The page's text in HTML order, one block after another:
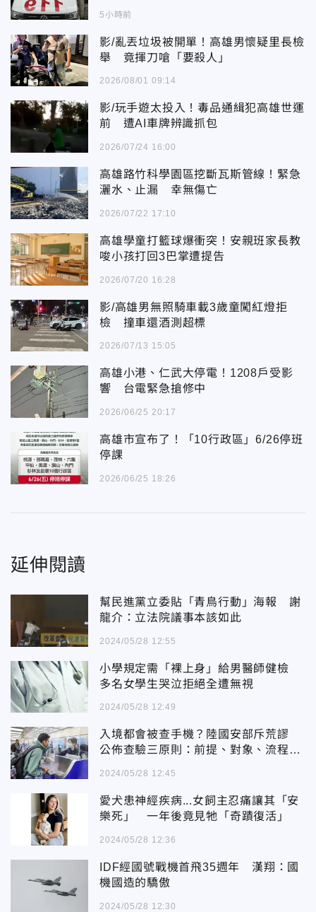
5小時前
影/亂丟垃圾被開單！高雄男懷疑里長檢
舉 竟揮刀嗆「要殺人」
2026/08/01 09:14
影/玩手遊太投入！毒品通緝犯高雄世運
前 遭AI車牌辨識抓包
2026/07/24 16:00
高雄路竹科學園區挖斷瓦斯管線！緊急
灑水、止漏 幸無傷亡
2026/07/22 17:10
高雄學童打籃球爆衝突！安親班家長教
唆小孩打回3巴掌遭提告
2026/07/20 16:28
影/高雄男無照騎車載3歲童闖紅燈拒
檢 撞車還酒測超標
2026/07/13 15:05
高雄小港、仁武大停電！1208戶受影
響 台電緊急搶修中
2026/06/25 20:17
高雄市宣布了！「10行政區」6/26停班
停課
2026/06/25 18:26
延伸閱讀
幫民進黨立委貼「青鳥行動」海報 謝
龍介：立法院議事本該如此
2024/05/28 12:55
小學規定需「裸上身」給男醫師健檢
多名女學生哭泣拒絕全遭無視
2024/05/28 12:49
入境都會被查手機？陸國安部斥荒謬
公佈查驗三原則：前提、對象、流程需
2024/05/28 12:45
愛犬患神經疾病...女飼主忍痛讓其「安
樂死」 一年後竟見牠「奇蹟復活」
2024/05/28 12:36
IDF經國號戰機首飛35週年 漢翔：國
機國造的驕傲
2024/05/28 12:30